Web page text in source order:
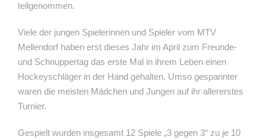
teilgenommen.
Viele der jungen Spielerinnen und Spieler vom MTV
Mellendorf haben erst dieses Jahr im April zum Freunde-
und Schnuppertag das erste Mal in ihrem Leben einen
Hockeyschläger in der Hand gehalten. Umso gespannter
waren die meisten Mädchen und Jungen auf ihr allererstes
Turnier.
Gespielt wurden insgesamt 12 Spiele „3 gegen 3“ zu je 10